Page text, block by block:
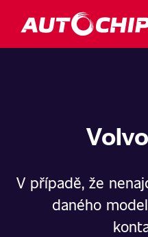
V případě, že
daného